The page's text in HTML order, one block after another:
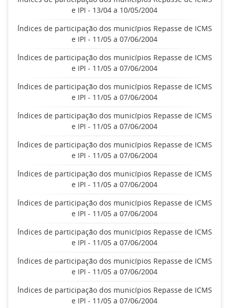
e IPI - 13/04 a 10/05/2004
Índices de participação dos municípios Repasse de ICMS
e IPI - 11/05 a 07/06/2004
Índices de participação dos municípios Repasse de ICMS
e IPI - 11/05 a 07/06/2004
Índices de participação dos municípios Repasse de ICMS
e IPI - 11/05 a 07/06/2004
Índices de participação dos municípios Repasse de ICMS
e IPI - 11/05 a 07/06/2004
Índices de participação dos municípios Repasse de ICMS
e IPI - 11/05 a 07/06/2004
Índices de participação dos municípios Repasse de ICMS
e IPI - 11/05 a 07/06/2004
Índices de participação dos municípios Repasse de ICMS
e IPI - 11/05 a 07/06/2004
Índices de participação dos municípios Repasse de ICMS
e IPI - 11/05 a 07/06/2004
Índices de participação dos municípios Repasse de ICMS
e IPI - 11/05 a 07/06/2004
Índices de participação dos municípios Repasse de ICMS
e IPI - 11/05 a 07/06/2004